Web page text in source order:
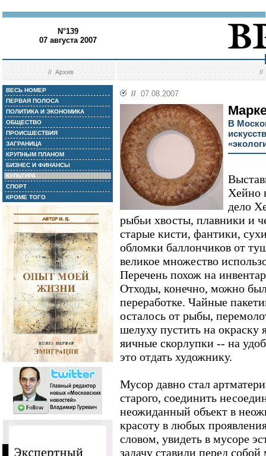
N°139
07 августа 2007
//Архив //
ВЕСЬ НОМЕР
ПЕРВАЯ ПОЛОСА
ПОЛИТИКА И ЭКОНОМИКА
ОБЩЕСТВО
ПРОИСШЕСТВИЯ
ЗАГРАНИЦА
КРУПНЫМ ПЛАНОМ
БИЗНЕС И ФИНАНСЫ
КУЛЬТУРА
СПОРТ
КРОМЕ ТОГО
// 07.08.2007
В
Хейно
дело
рыбьи хвосты, плавники и
старые кисти, фантики,
обломки баллончиков от
великое множество
Перечень похож на
Отходы, конечно, можно
переработке. Чайные
осталось от рыбы,
шелуху пустить на
яичные скорлупки -- на
это отдать художнику.
Мусор давно стал
старого, соединить
неожиданный объект в
красоту в любых
словом, увидеть в мусоре
задачу ставили перед